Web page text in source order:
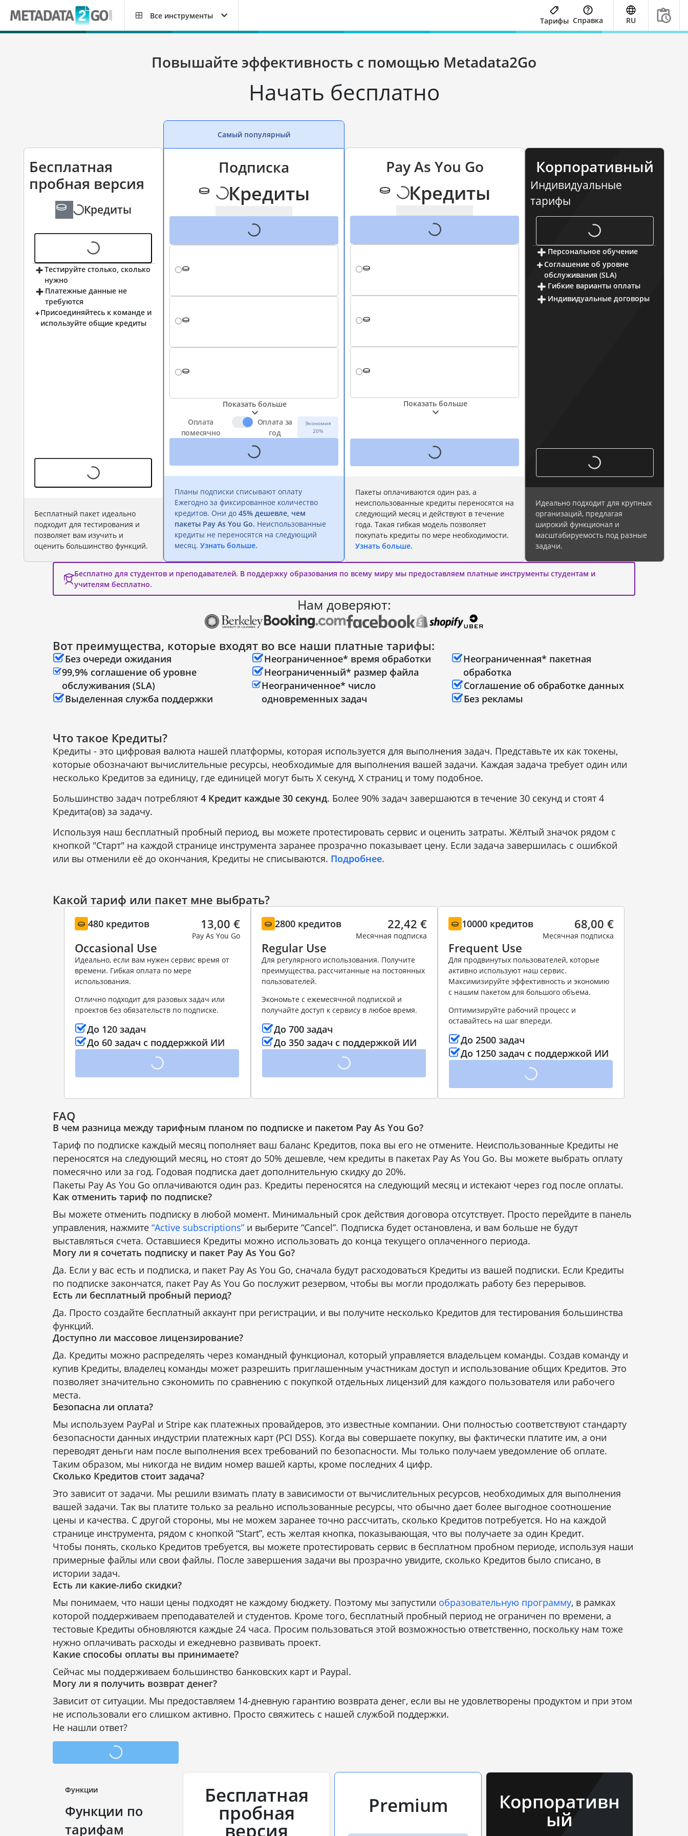
Все инструменты
Тарифы Справка RU
Повышайте эффективность с помощью Metadata2Go
Начать бесплатно
Бесплатная
пробная версия
Кредиты
Тестируйте столько, сколько
нужно
Платежные данные не
требуются
Присоединяйтесь к команде и
используйте общие кредиты
Бесплатный пакет идеально
подходит для тестирования и
позволяет вам изучить и
оценить большинство функций.
Самый популярный
Подписка
Кредиты
Показать больше
Оплата
помесячно
Оплата за
год
Экономия
20%
Планы подписки списывают оплату
Ежегодно за фиксированное количество
кредитов. Они до 45% дешевле, чем
пакеты Pay As You Go. Неиспользованные
кредиты не переносятся на следующий
месяц. Узнать больше.
Pay As You Go
Кредиты
Показать больше
Пакеты оплачиваются один раз, а
неиспользованные кредиты переносятся на
следующий месяц и действуют в течение
года. Такая гибкая модель позволяет
покупать кредиты по мере необходимости.
Узнать больше.
Корпоративный
Индивидуальные
тарифы
Персональное обучение
Соглашение об уровне
обслуживания (SLA)
Гибкие варианты оплаты
Индивидуальные договоры
Идеально подходит для крупных
организаций, предлагая
широкий функционал и
масштабируемость под разные
задачи.
Бесплатно для студентов и преподавателей. В поддержку образования по всему миру мы предоставляем платные инструменты студентам и
учителям бесплатно.
Нам доверяют:
Вот преимущества, которые входят во все наши платные тарифы:
Без очереди ожидания
99,9% соглашение об уровне
обслуживания (SLA)
Выделенная служба поддержки
Неограниченное* время обработки
Неограниченный* размер файла
Неограниченное* число
одновременных задач
Неограниченная* пакетная
обработка
Соглашение об обработке данных
Без рекламы
Что такое Кредиты?
Кредиты - это цифровая валюта нашей платформы, которая используется для выполнения задач. Представьте их как токены,
которые обозначают вычислительные ресурсы, необходимые для выполнения вашей задачи. Каждая задача требует один или
несколько Кредитов за единицу, где единицей могут быть X секунд, X страниц и тому подобное.
Большинство задач потребляют 4 Кредит каждые 30 секунд. Более 90% задач завершаются в течение 30 секунд и стоят 4
Кредита(ов) за задачу.
Используя наш бесплатный пробный период, вы можете протестировать сервис и оценить затраты. Жёлтый значок рядом с
кнопкой "Старт" на каждой странице инструмента заранее прозрачно показывает цену. Если задача завершилась с ошибкой
или вы отменили её до окончания, Кредиты не списываются. Подробнее.
Какой тариф или пакет мне выбрать?
480 кредитов 13,00 €
Pay As You Go
Occasional Use
Идеально, если вам нужен сервис время от
времени. Гибкая оплата по мере
использования.
Отлично подходит для разовых задач или
проектов без обязательств по подписке.
До 120 задач
До 60 задач с поддержкой ИИ
2800 кредитов 22,42 €
Месячная подписка
Regular Use
Для регулярного использования. Получите
преимущества, рассчитанные на постоянных
пользователей.
Экономьте с ежемесячной подпиской и
получайте доступ к сервису в любое время.
До 700 задач
До 350 задач с поддержкой ИИ
10000 кредитов 68,00 €
Месячная подписка
Frequent Use
Для продвинутых пользователей, которые
активно используют наш сервис.
Максимизируйте эффективность и экономию
с нашим пакетом для большого объема.
Оптимизируйте рабочий процесс и
оставайтесь на шаг впереди.
До 2500 задач
До 1250 задач с поддержкой ИИ
FAQ
В чем разница между тарифным планом по подписке и пакетом Pay As You Go?
Тариф по подписке каждый месяц пополняет ваш баланс Кредитов, пока вы его не отмените. Неиспользованные Кредиты не
переносятся на следующий месяц, но стоят до 50% дешевле, чем кредиты в пакетах Pay As You Go. Вы можете выбрать оплату
помесячно или за год. Годовая подписка дает дополнительную скидку до 20%.
Пакеты Pay As You Go оплачиваются один раз. Кредиты переносятся на следующий месяц и истекают через год после оплаты.
Как отменить тариф по подписке?
Вы можете отменить подписку в любой момент. Минимальный срок действия договора отсутствует. Просто перейдите в панель
управления, нажмите “Active subscriptions” и выберите “Cancel”. Подписка будет остановлена, и вам больше не будут
выставляться счета. Оставшиеся Кредиты можно использовать до конца текущего оплаченного периода.
Могу ли я сочетать подписку и пакет Pay As You Go?
Да. Если у вас есть и подписка, и пакет Pay As You Go, сначала будут расходоваться Кредиты из вашей подписки. Если Кредиты
по подписке закончатся, пакет Pay As You Go послужит резервом, чтобы вы могли продолжать работу без перерывов.
Есть ли бесплатный пробный период?
Да. Просто создайте бесплатный аккаунт при регистрации, и вы получите несколько Кредитов для тестирования большинства
функций.
Доступно ли массовое лицензирование?
Да. Кредиты можно распределять через командный функционал, который управляется владельцем команды. Создав команду и
купив Кредиты, владелец команды может разрешить приглашенным участникам доступ и использование общих Кредитов. Это
позволяет значительно сэкономить по сравнению с покупкой отдельных лицензий для каждого пользователя или рабочего
места.
Безопасна ли оплата?
Мы используем PayPal и Stripe как платежных провайдеров, это известные компании. Они полностью соответствуют стандарту
безопасности данных индустрии платежных карт (PCI DSS). Когда вы совершаете покупку, вы фактически платите им, а они
переводят деньги нам после выполнения всех требований по безопасности. Мы только получаем уведомление об оплате.
Таким образом, мы никогда не видим номер вашей карты, кроме последних 4 цифр.
Сколько Кредитов стоит задача?
Это зависит от задачи. Мы решили взимать плату в зависимости от вычислительных ресурсов, необходимых для выполнения
вашей задачи. Так вы платите только за реально использованные ресурсы, что обычно дает более выгодное соотношение
цены и качества. С другой стороны, мы не можем заранее точно рассчитать, сколько Кредитов потребуется. Но на каждой
странице инструмента, рядом с кнопкой “Start”, есть желтая кнопка, показывающая, что вы получаете за один Кредит.
Чтобы понять, сколько Кредитов требуется, вы можете протестировать сервис в бесплатном пробном периоде, используя наши
примерные файлы или свои файлы. После завершения задачи вы прозрачно увидите, сколько Кредитов было списано, в
истории задач.
Есть ли какие-либо скидки?
Мы понимаем, что наши цены подходят не каждому бюджету. Поэтому мы запустили образовательную программу, в рамках
которой поддерживаем преподавателей и студентов. Кроме того, бесплатный пробный период не ограничен по времени, а
тестовые Кредиты обновляются каждые 24 часа. Просим пользоваться этой возможностью ответственно, поскольку нам тоже
нужно оплачивать расходы и ежедневно развивать проект.
Какие способы оплаты вы принимаете?
Сейчас мы поддерживаем большинство банковских карт и Paypal.
Могу ли я получить возврат денег?
Зависит от ситуации. Мы предоставляем 14-дневную гарантию возврата денег, если вы не удовлетворены продуктом и при этом
не использовали его слишком активно. Просто свяжитесь с нашей службой поддержки.
Не нашли ответ?
Функции
Функции по
тарифам
Бесплатная
пробная
версия
Premium Корпоративн
ый